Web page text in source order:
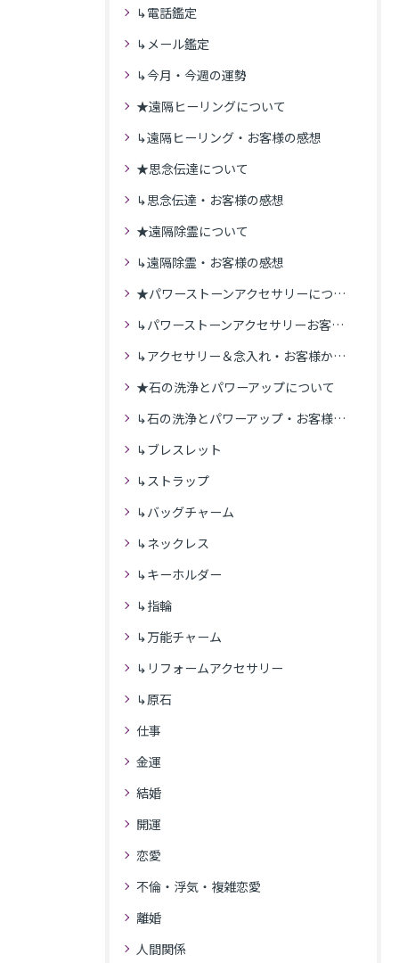
↳電話鑑定
↳メール鑑定
↳今月・今週の運勢
★遠隔ヒーリングについて
↳遠隔ヒーリング・お客様の感想
★思念伝達について
↳思念伝達・お客様の感想
★遠隔除霊について
↳遠隔除霊・お客様の感想
★パワーストーンアクセサリーについて
↳パワーストーンアクセサリーお客様の発送商品一覧
↳アクセサリー＆念入れ・お客様からの感想
★石の洗浄とパワーアップについて
↳石の洗浄とパワーアップ・お客様の感想
↳ブレスレット
↳ストラップ
↳バッグチャーム
↳ネックレス
↳キーホルダー
↳指輪
↳万能チャーム
↳リフォームアクセサリー
↳原石
仕事
金運
結婚
開運
恋愛
不倫・浮気・複雑恋愛
離婚
人間関係